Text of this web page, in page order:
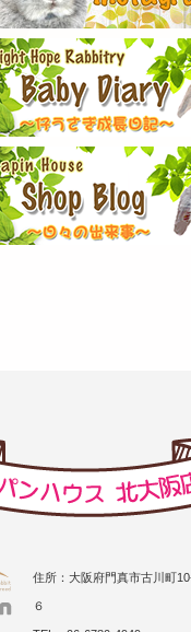
住所：大阪府門真市古川町
６